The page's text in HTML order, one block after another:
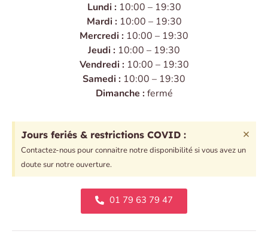
Lundi :10:00 – 19:30
Mardi :10:00 – 19:30
Mercredi : 10:00 – 19:30
Jeudi : 10:00 – 19:30
Vendredi :10:00 – 19:30
Samedi : 10:00 – 19:30
Dimanche :fermé
Jours feriés & restrictions COVID :
Contactez-nous pour connaitre notre disponibilité si vous avez un
doute sur notre ouverture.
×
01 79 63 79 47